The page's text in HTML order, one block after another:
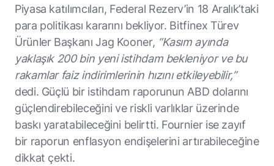
Piyasa katılımcıları, Federal Rezerv’in 18 Aralık’taki
para politikası kararını bekliyor. Bitfinex Türev
Ürünler Başkanı Jag Kooner, “Kasım ayında
yaklaşık 200 bin yeni istihdam bekleniyor ve bu
rakamlar faiz indirimlerinin hızını etkileyebilir,”
dedi. Güçlü bir istihdam raporunun ABD dolarını
güçlendirebileceğini ve riskli varlıklar üzerinde
baskı yaratabileceğini belirtti. Fournier ise zayıf
bir raporun enflasyon endişelerini artırabileceğine
dikkat çekti.